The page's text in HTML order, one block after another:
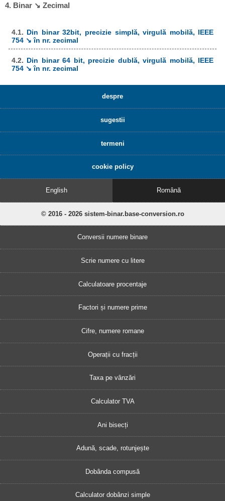
4. Binar ↘ Zecimal
4.1. Din binar 32bit, precizie simplă, virgulă mobilă, IEEE
754 ↘ în nr. zecimal
4.2. Din binar 64 bit, precizie dublă, virgulă mobilă, IEEE
754 ↘ în nr. zecimal
despre
sugestii
termeni
cookie policy
English Română
© 2016 - 2026 sistem-binar.base-conversion.ro
Conversii numere binare
Scrie numere cu litere
Calculatoare procentaje
Factori și numere prime
Cifre, numere romane
Operații cu fracții
Taxa pe vânzări
Calculator TVA
Ani bisecți
Adună, scade, rotunjește
Dobânda compusă
Calculator dobânzi simple